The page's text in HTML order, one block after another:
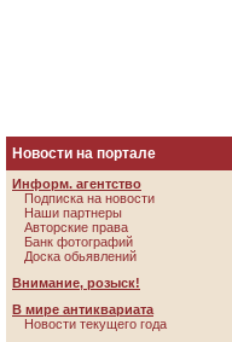
Новости на портале
Информ. агентство
Подписка на новости
Наши партнеры
Авторские права
Банк фотографий
Доска обьявлений
Внимание, розыск!
В мире антиквариата
Новости текущего года